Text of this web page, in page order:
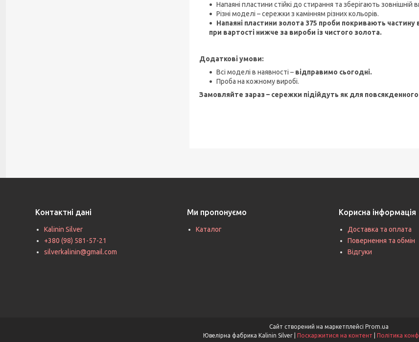
Напаяні пластини стійкі до стирання та зберігають зовнішній
Різні моделі – сережки з камінням різних кольорів.
Напаяні пластини золота 375 проби покривають
при вартості нижче за вироби із чистого золота.
Додаткові умови:
Всі моделі в наявності – відправимо сьогодні.
Проба на кожному виробі.
Замовляйте зараз – сережки підійдуть як для повсякденного
Контактні дані
Kalinin Silver
+380 (98) 581-57-21
silverkalinin@gmail.com
Ми пропонуємо
Каталог
Корисна інформація
Доставка та оплата
Повернення та обмін
Відгуки
Сайт створений на маркетплейсі Prom.ua
Поскаржитися на контент Політика